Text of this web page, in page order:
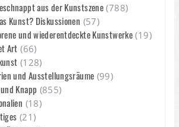
aus der Kunstszene (788)
Kunst? Diskussionen (57)
und wiederentdeckte Kunstwerke (19)
Art (66)
(128)
und Ausstellungsräume (99)
Knapp (855)
(18)
(21)